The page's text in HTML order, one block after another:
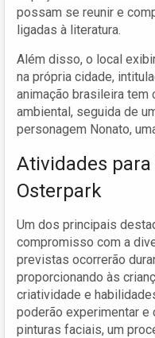
possam se reunir e
ligadas à literatura.
Além disso, o local
na própria cidade,
animação brasileira
ambiental, seguida de
personagem Nonato,
Atividades para
Osterpark
Um dos principais
compromisso com a
previstas ocorrerão
proporcionando às
criatividade e
poderão experimentar e
pinturas faciais, um